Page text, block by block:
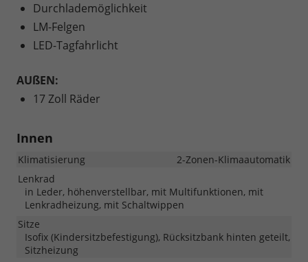
Durchlademöglichkeit
LM-Felgen
LED-Tagfahrlicht
AUßEN:
17 Zoll Räder
Innen
Klimatisierung
2-Zonen-Klimaautomatik
Lenkrad
in Leder, höhenverstellbar, mit Multifunktionen, mit
Lenkradheizung, mit Schaltwippen
Sitze
Isofix (Kindersitzbefestigung), Rücksitzbank hinten geteilt,
Sitzheizung